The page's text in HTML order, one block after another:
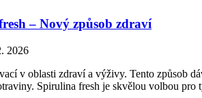
– Nový způsob zdraví
2026
v oblasti zdraví a výživy. Tento způsob
Spirulina fresh je skvělou volbou